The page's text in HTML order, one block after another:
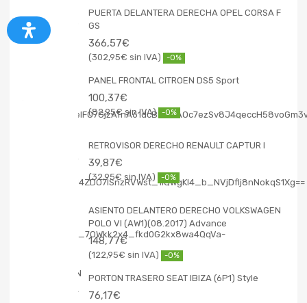
PUERTA DELANTERA DERECHA OPEL CORSA F
GS
366,57€
302,95€ -0%
PANEL FRONTAL CITROEN DS5 Sport
100,37€
82,95€ -0%
RETROVISOR DERECHO RENAULT CAPTUR I
39,87€
32,95€ -0%
ASIENTO DELANTERO DERECHO VOLKSWAGEN
POLO VI (AW1)(08.2017) Advance
148,77€
122,95€ -0%
PORTON TRASERO SEAT IBIZA (6P1) Style
76,17€